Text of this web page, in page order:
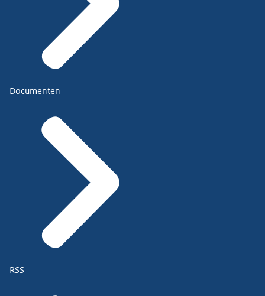
Documenten
RSS